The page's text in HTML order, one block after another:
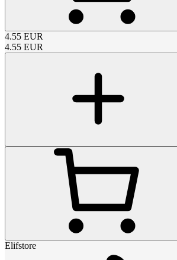
4.55 EUR
4.55 EUR
Elifstore